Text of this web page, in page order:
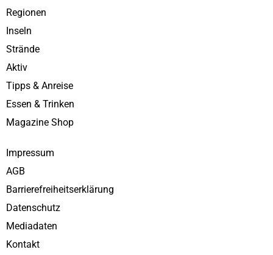
Regionen
Inseln
Strände
Aktiv
Tipps & Anreise
Essen & Trinken
Magazine Shop
Impressum
AGB
Barrierefreiheitserklärung
Datenschutz
Mediadaten
Kontakt